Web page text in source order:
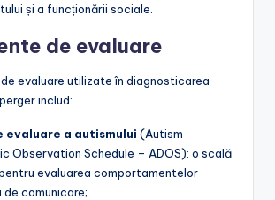
și a funcționării sociale.
de evaluare
evaluare utilizate în diagnosticarea
includ:
evaluare a autismului (Autism
Observation Schedule – ADOS): o scală
evaluarea comportamentelor
de comunicare;